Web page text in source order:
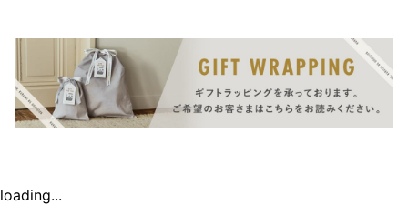
loading...